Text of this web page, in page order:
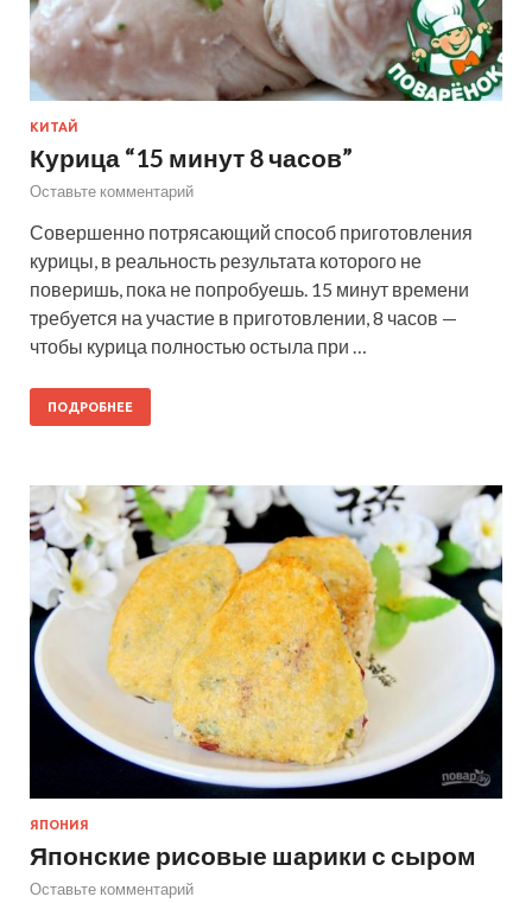
КИТАЙ
Курица “15 минут 8 часов”
Оставьте комментарий
Совершенно потрясающий способ приготовления
курицы, в реальность результата которого не
поверишь, пока не попробуешь. 15 минут времени
требуется на участие в приготовлении, 8 часов —
чтобы курица полностью остыла при …
ПОДРОБНЕЕ
ЯПОНИЯ
Японские рисовые шарики с сыром
Оставьте комментарий